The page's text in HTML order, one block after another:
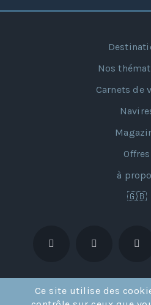
Ce site utilise des
Nos
Carnets de
Offres
à
🇬🇧